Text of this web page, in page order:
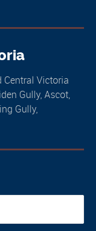
Central Victoria
Gully, Ascot,
Gully,